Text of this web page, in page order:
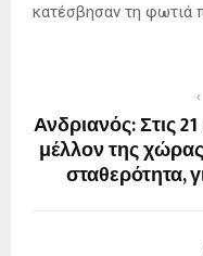
κατέσβησαν τη φωτιά
Ανδριανός: Στις
μέλλον της
σταθερότητα,